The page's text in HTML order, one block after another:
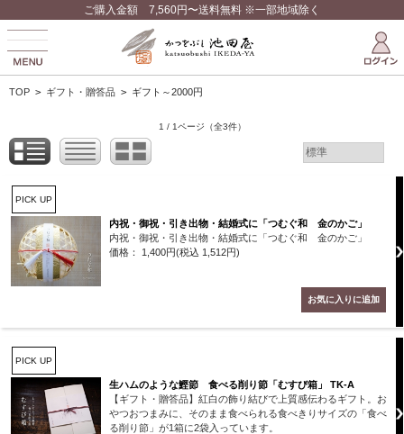
ご購入金額 7,560円〜送料無料 ※一部地域除く
TOP > ギフト・贈答品 > ギフト～2000円
1 / 1ページ （全3件）
PICK UP
内祝・御祝・引き出物・結婚式に「つむぐ和 金のかご」
内祝・御祝・引き出物・結婚式に「つむぐ和 金のかご」
価格： 1,400円(税込 1,512円)
PICK UP
生ハムのような鰹節 食べる削り節「むすび箱」 TK-A
【ギフト・贈答品】紅白の飾り結びで上質感伝わるギフト。お
やつおつまみに、そのまま食べられる食べきりサイズの「食べ
る削り節」が1箱に2袋入っています。